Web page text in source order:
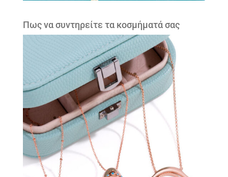
Πως να συντηρείτε τα κοσμήματά σας